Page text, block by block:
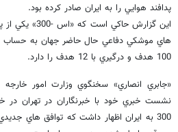
پدافند هوايي را به ايران صادر كرده بود.
اين گزارش حاكي
هاي موشكي دفاعي حال حاضر جهان به حساب
100 هدف و درگيري با 12 هدف را دارد.
«جابري انصاري» سخنگوي وزارت امور
نشست خبري خود با خبرنگاران در تهران
300 به ايران اظهار داشت كه توافق هاي